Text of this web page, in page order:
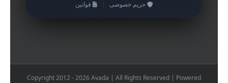
حریم خصوصی
قوانین
Copyright 2012 - 2026 Avada | All Rights Reserved | Powered